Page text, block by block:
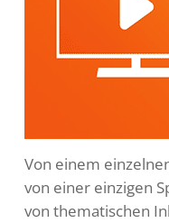
Von einem
von einer einzigen
von thematischen